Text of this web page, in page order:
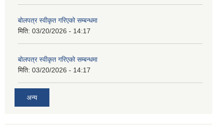
बोलपत्र स्वीकृत गरिएको सम्बन्धमा
मिति: 03/20/2026 - 14:17
बोलपत्र स्वीकृत गरिएको सम्बन्धमा
मिति: 03/20/2026 - 14:17
अन्य